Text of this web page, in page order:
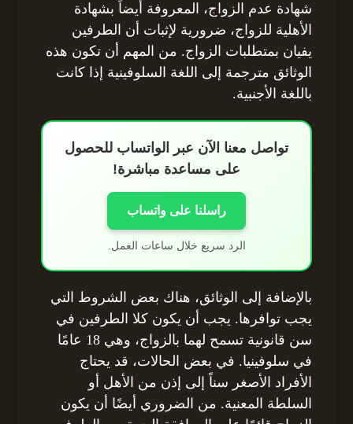
شهادة عدم الزواج، المعروفة أيضاً بشهادة
الأهلية للزواج، ضرورية لإثبات أن الطرفين
يفيان بمتطلبات الزواج. من المهم أن تكون هذه
الوثائق مترجمة إلى اللغة السلوفينية إذا كانت
باللغة الأجنبية.
تواصل معنا الآن عبر الواتساب للحصول
على مساعدة مباشرة!
راسلنا على واتساب
الرد سريع خلال ساعات العمل.
بالإضافة إلى الوثائق، هناك بعض الشروط التي
يجب توافرها. يجب أن يكون كلا الطرفين في
سن قانونية تسمح لهما بالزواج، وهي 18 عامًا
في سلوفينيا. في بعض الحالات، قد يحتاج
الأفراد الأصغر سناً إلى إذن من الأهل أو
السلطة المعنية. من الضروري أيضًا أن يكون